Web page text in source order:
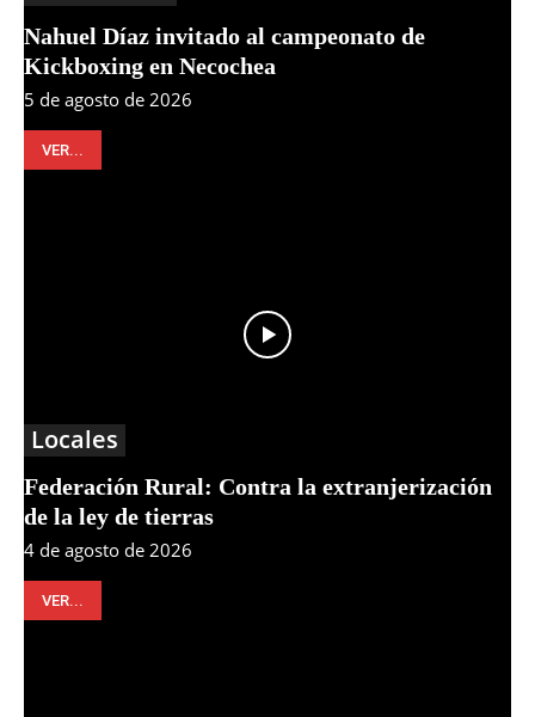
Nahuel Díaz invitado al campeonato de
Kickboxing en Necochea
5 de agosto de 2026
VER...
Locales
Federación Rural: Contra la extranjerización
de la ley de tierras
4 de agosto de 2026
VER...